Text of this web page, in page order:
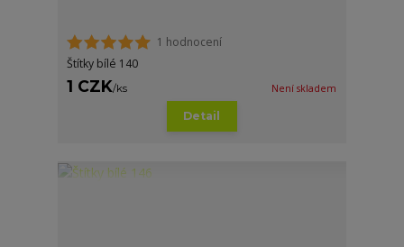
1 hodnocení
Štítky bílé 140
1 CZK/ks Není skladem
Detail